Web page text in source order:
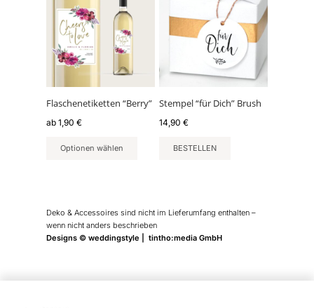
Flaschenetiketten “Berry”
ab 1,90 €
Optionen wählen
weist
mehrere
Varianten
auf.
Optionen
können
auf
Produktseite
Stempel “für Dich” Brush
14,90€
BESTELLEN
Deko & Accessoires sind nicht im Lieferumfang enthalten –
wenn nicht anders beschrieben
Designs © weddingstyle | tintho:media GmbH